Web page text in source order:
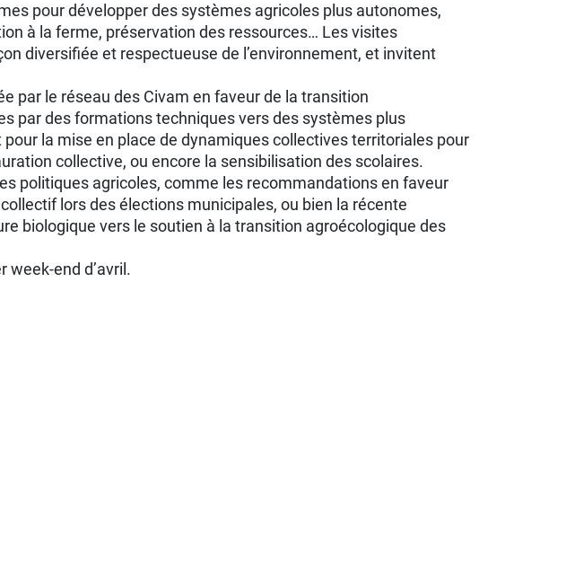
pour développer des systèmes agricoles plus autonomes,
à la ferme, préservation des ressources… Les visites
diversifiée et respectueuse de l’environnement, et invitent
par le réseau des Civam en faveur de la transition
par des formations techniques vers des systèmes plus
la mise en place de dynamiques collectives territoriales pour
collective, ou encore la sensibilisation des scolaires.
politiques agricoles, comme les recommandations en faveur
lors des élections municipales, ou bien la récente
biologique vers le soutien à la transition agroécologique des
week-end d’avril.